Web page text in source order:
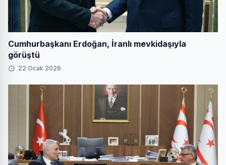
Cumhurbaşkanı Erdoğan, İranlı mevkidaşıyla
görüştü
22 Ocak 2026